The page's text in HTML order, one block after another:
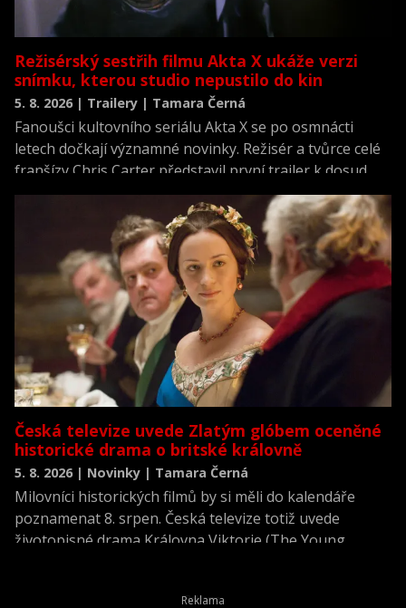
Režisérský sestřih filmu Akta X ukáže verzi
snímku, kterou studio nepustilo do kin
5. 8. 2026 | Trailery | Tamara Černá
Fanoušci kultovního seriálu Akta X se po osmnácti
letech dočkají významné novinky. Režisér a tvůrce celé
franšízy Chris Carter představil první trailer k dosud
neviděné režisérské verzi filmu Akta X: Chci uvěřit.
Česká televize uvede Zlatým glóbem oceněné
historické drama o britské královně
5. 8. 2026 | Novinky | Tamara Černá
Milovníci historických filmů by si měli do kalendáře
poznamenat 8. srpen. Česká televize totiž uvede
životopisné drama Královna Viktorie (The Young